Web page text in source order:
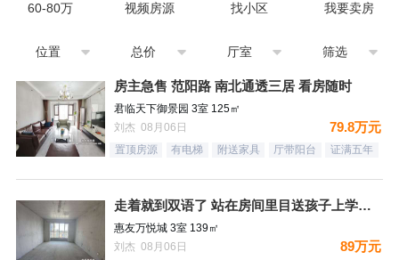
60-80万 视频房源 找小区 我要卖房
位置 总价 厅室 筛选
房主急售 范阳路 南北通透三居 看房随时
君临天下御景园 3室 125㎡
刘杰 08月06日
79.8万元
置顶房源 有电梯 附送家具 厅带阳台 证满五年
走着就到双语了 站在房间里目送孩子上学是一件多么幸福的事情
惠友万悦城 3室 139㎡
刘杰 08月06日
89万元